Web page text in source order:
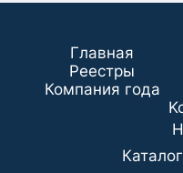
Главная
Реестры
Компания года